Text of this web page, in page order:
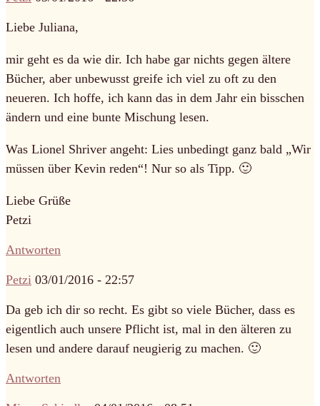
Liebe Juliana,
mir geht es da wie dir. Ich habe gar nichts gegen ältere
Bücher, aber unbewusst greife ich viel zu oft zu den
neueren. Ich hoffe, ich kann das in dem Jahr ein bisschen
ändern und eine bunte Mischung lesen.
Was Lionel Shriver angeht: Lies unbedingt ganz bald „Wir
müssen über Kevin reden“! Nur so als Tipp. 🙂
Liebe Grüße
Petzi
Antworten
Petzi 03/01/2016 - 22:57
Da geb ich dir so recht. Es gibt so viele Bücher, dass es
eigentlich auch unsere Pflicht ist, mal in den älteren zu
lesen und andere darauf neugierig zu machen. 🙂
Antworten